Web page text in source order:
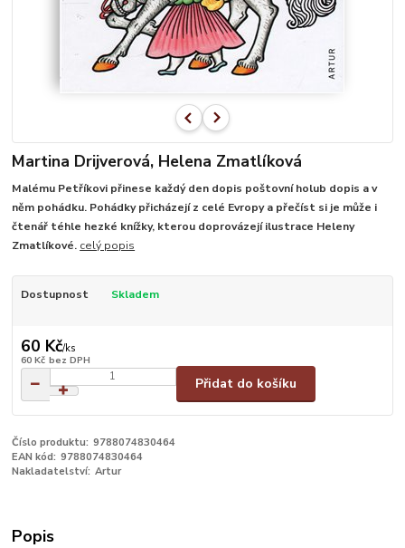
Martina Drijverová, Helena Zmatlíková
Malému Petříkovi přinese každý den dopis poštovní holub dopis a v
něm pohádku. Pohádky přicházejí z celé Evropy a přečíst si je může i
čtenář téhle hezké knížky, kterou doprovázejí ilustrace Heleny
Zmatlíkové. celý popis
Dostupnost Skladem
60 Kč/ks
60 Kč bez DPH
Přidat do košíku
Číslo produktu: 9788074830464
EAN kód: 9788074830464
Nakladatelství: Artur
Popis